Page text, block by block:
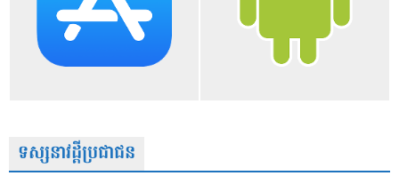
ទស្សនាវដ្តីប្រជាជន